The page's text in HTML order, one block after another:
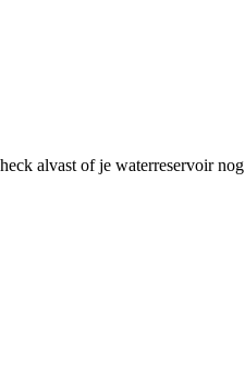
alvast of je waterreservoir